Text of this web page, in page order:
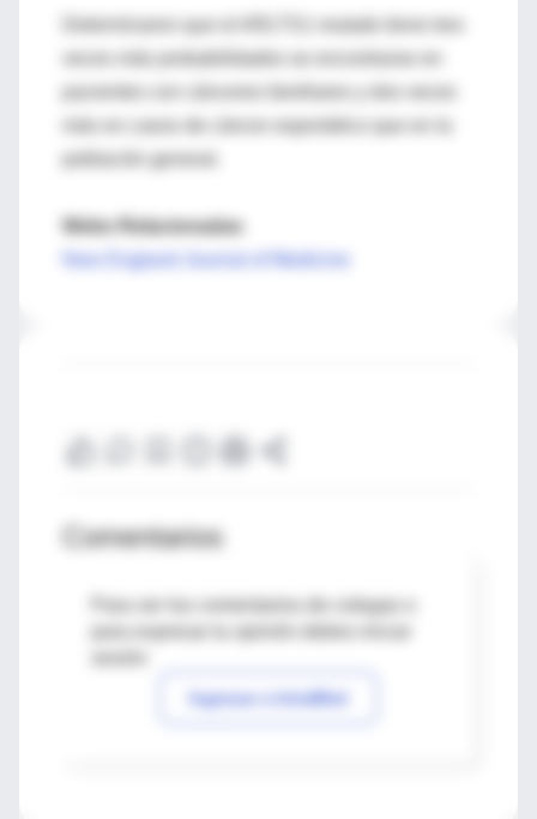
población general.
Webs Relacionadas
New England Journal of Medicine
Comentarios
Para ver los comentarios de colegas o
Ingresar a IntraMed